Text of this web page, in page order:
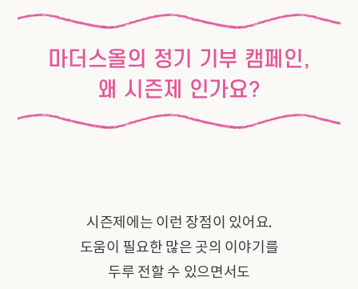
마더스올의 정기 기부 캠페인,
왜 시즌제 인가요?
시즌제에는 이런 장점이 있어요.
도움이 필요한 많은 곳의 이야기를
두루 전할 수 있으면서도